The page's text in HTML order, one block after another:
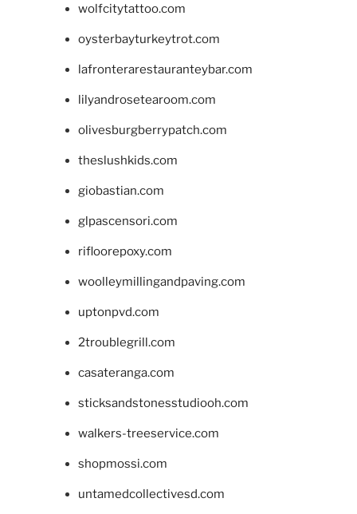
wolfcitytattoo.com
oysterbayturkeytrot.com
lafronterarestauranteybar.com
lilyandrosetearoom.com
olivesburgberrypatch.com
theslushkids.com
giobastian.com
glpascensori.com
rifloorepoxy.com
woolleymillingandpaving.com
uptonpvd.com
2troublegrill.com
casateranga.com
sticksandstonesstudiooh.com
walkers-treeservice.com
shopmossi.com
untamedcollectivesd.com